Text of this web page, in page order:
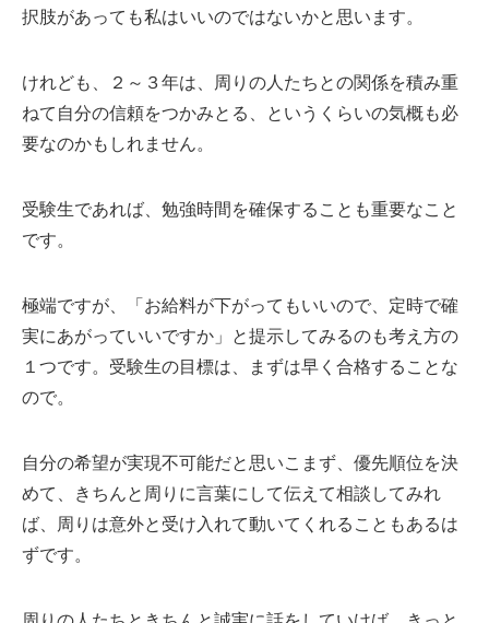
択肢があっても私はいいのではないかと思います。
けれども、２～３年は、周りの人たちとの関係を積み重
ねて自分の信頼をつかみとる、というくらいの気概も必
要なのかもしれません。
受験生であれば、勉強時間を確保することも重要なこと
です。
極端ですが、「お給料が下がってもいいので、定時で確
実にあがっていいですか」と提示してみるのも考え方の
１つです。受験生の目標は、まずは早く合格することな
ので。
自分の希望が実現不可能だと思いこまず、優先順位を決
めて、きちんと周りに言葉にして伝えて相談してみれ
ば、周りは意外と受け入れて動いてくれることもあるは
ずです。